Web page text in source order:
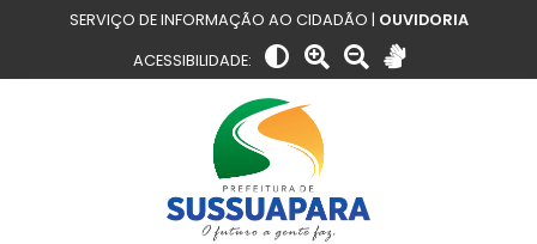
SERVIÇO DE INFORMAÇÃO AO CIDADÃO | OUVIDORIA
ACESSIBILIDADE: